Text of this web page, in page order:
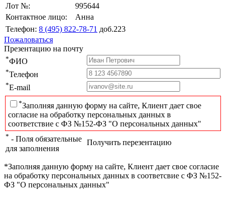
Лот №:
995644
Контактное лицо:
Анна
Телефон: 8 (495) 822-78-71 доб.223
Пожаловаться
Презентацию на почту
*ФИО
*Телефон
*E-mail
*Заполняя данную форму на сайте, Клиент дает свое
согласие на обработку персональных данных в
соответствие с ФЗ №152-ФЗ "О персональных данных"
* - Поля обязательные
для заполнения
Получить перезентацию
*Заполняя данную форму на сайте, Клиент дает свое согласие
на обработку персональных данных в соответсвие с ФЗ №152-
ФЗ "О персональных данных"